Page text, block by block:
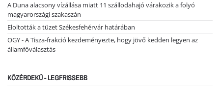
A Duna alacsony vízállása miatt 11 szállodahajó várakozik a folyó
magyarországi szakaszán
Eloltották a tüzet Székesfehérvár határában
OGY - A Tisza-frakció kezdeményezte, hogy jövő kedden legyen az
államfőválasztás
KÖZÉRDEKŰ - LEGFRISSEBB